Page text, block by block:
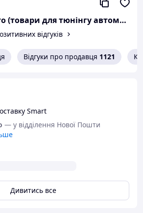
СвітАвто (товари для тюнінгу автомобілів ВАЗ)
відгуків
Відгуки про продавця 1121
Smart
— у відділення Нової Пошти
Дивитись все